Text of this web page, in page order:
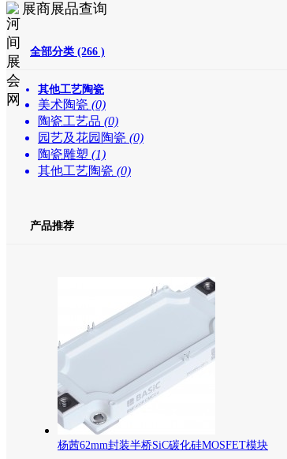
展商展品查询
全部分类 (266 )
其他工艺陶瓷
美术陶瓷 (0)
陶瓷工艺品 (0)
园艺及花园陶瓷 (0)
陶瓷雕塑 (1)
其他工艺陶瓷 (0)
产品推荐
杨茜62mm封装半桥SiC碳化硅MOSFET模块